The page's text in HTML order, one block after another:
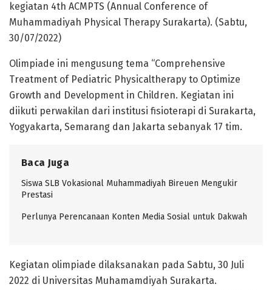
kegiatan 4th ACMPTS (Annual Conference of
Muhammadiyah Physical Therapy Surakarta). (Sabtu,
30/07/2022)
Olimpiade ini mengusung tema “Comprehensive
Treatment of Pediatric Physicaltherapy to Optimize
Growth and Development in Children. Kegiatan ini
diikuti perwakilan dari institusi fisioterapi di Surakarta,
Yogyakarta, Semarang dan Jakarta sebanyak 17 tim.
Baca Juga
Siswa SLB Vokasional Muhammadiyah Bireuen Mengukir
Prestasi
Perlunya Perencanaan Konten Media Sosial untuk Dakwah
Kegiatan olimpiade dilaksanakan pada Sabtu, 30 Juli
2022 di Universitas Muhamamdiyah Surakarta.